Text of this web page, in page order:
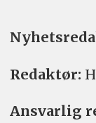
Redaktør:
Ansvarlig